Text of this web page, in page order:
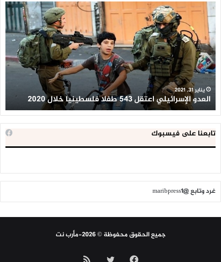
العدو
الإسرائيلي
اعتقل
543
طفلا
فلسطينيا
خلال
2020
يناير 31, 2021
العدو الإسرائيلي اعتقل 543 طفلا فلسطينيا خلال 2020
تابعنا على فيسبوك
غرد وتابع @maribpress1
جميع الحقوق محفوظة © 2026-مأرب نت